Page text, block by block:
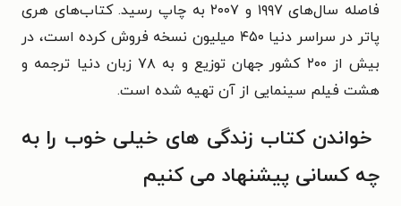
فاصله سال‌های ۱۹۹۷ و ۲۰۰۷ به چاپ رسید. کتاب‌های هری
پاتر در سراسر دنیا ۴۵۰ میلیون نسخه فروش کرده است، در
بیش از ۲۰۰ کشور جهان توزیع و به ۷۸ زبان دنیا ترجمه و
هشت فیلم سینمایی از آن تهیه شده است.
خواندن کتاب زندگی های خیلی خوب را به
چه کسانی پیشنهاد می کنیم